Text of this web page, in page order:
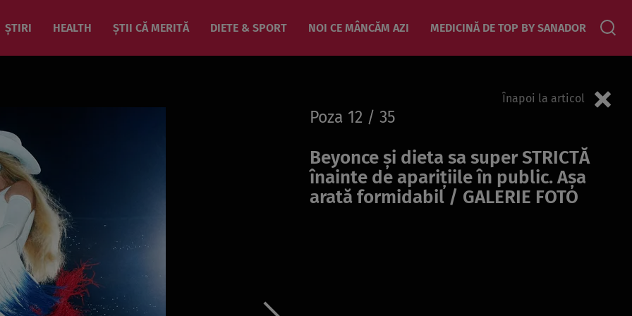
ȘTIRI HEALTH ȘTII CĂ MERITĂ DIETE & SPORT NOI CE MÂNCĂM AZI MEDICINĂ DE TOP BY SANADOR
Înapoi la articol
Poza 12 / 35
Beyonce și dieta sa super STRICTĂ
înainte de aparițiile în public. Așa
arată formidabil / GALERIE FOTO